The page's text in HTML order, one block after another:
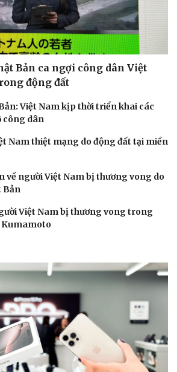
Đời sống
Bản ca ngợi công dân Việt
động đất
Việt Nam kịp thời triển khai các
công dân
Nam thiệt mạng do động đất tại miền
về người Việt Nam bị thương vong do
Bản
Việt Nam bị thương vong trong
Kumamoto